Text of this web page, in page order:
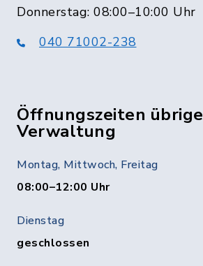
Donnerstag: 08:00–10:00 Uhr
040 71002-238
Öffnungszeiten übrige
Verwaltung
Montag, Mittwoch, Freitag
08:00–12:00 Uhr
Dienstag
geschlossen